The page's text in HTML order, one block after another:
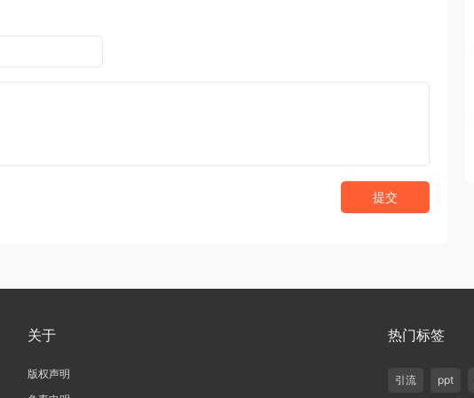
提交
关于
版权声明
热门标签
引流 ppt